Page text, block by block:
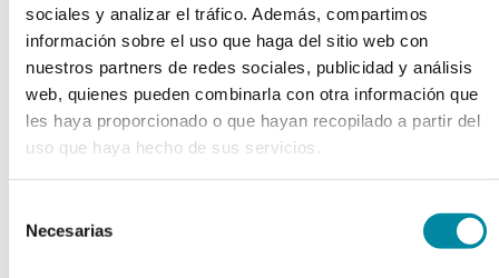
sociales y analizar el tráfico. Además, compartimos
información sobre el uso que haga del sitio web con
nuestros partners de redes sociales, publicidad y análisis
web, quienes pueden combinarla con otra información que
les haya proporcionado o que hayan recopilado a partir del
uso que haya hecho de sus servicios.
Necesarias
chevron_left chevron_right